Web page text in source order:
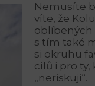
Nemusíte
víte, že
oblíbených
s tím také
si okruhu
cílů i pro ty,
„neriskuji“.